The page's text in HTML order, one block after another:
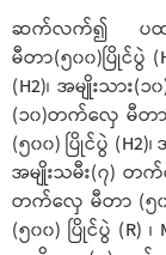
ဆက်လက်၍ ပထမန
မီတာ(၅၀၀)ပြိုင်ပွဲ
(H2)၊ အမျိုးသား
(၁၀)တက်လှေ မီတာ(
(၅၀၀) ပြိုင်ပွဲ (H2)
အမျိုးသမီး(၇) တက်
တက်လှေ မီတာ (၅၀
(၅၀၀) ပြိုင်ပွဲ (R)